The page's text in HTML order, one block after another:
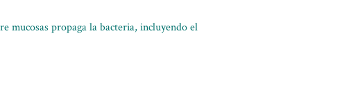
mucosas propaga la bacteria, incluyendo el